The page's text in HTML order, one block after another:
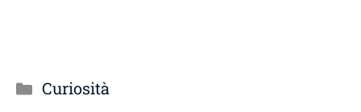
Categorie
Curiosità